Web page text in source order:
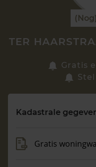
Zoek een woning
Maandag t/m vrijdag
TER
Gratis
Kadastrale
Gratis